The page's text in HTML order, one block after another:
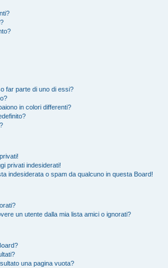
far parte di uno di essi?
in colori differenti?
privati indesiderati!
indesiderata o spam da qualcuno in questa Board!
un utente dalla mia lista amici o ignorati?
una pagina vuota?